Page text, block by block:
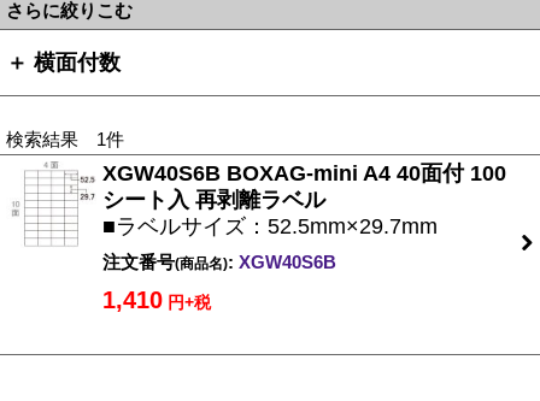
さらに絞りこむ
＋ 横面付数
検索結果 1件
XGW40S6B BOXAG-mini A4 40面付 100
シート入 再剥離ラベル
■ラベルサイズ：52.5mm×29.7mm
注文番号(商品名): XGW40S6B
1,410 円+税